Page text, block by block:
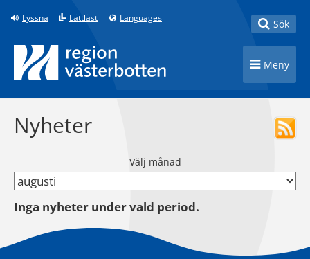
Till innehåll på sidan
Lyssna Lättläst Languages Toggle
Sök
Toggle
Meny
Nyheter
Välj månad
Inga nyheter under vald period.